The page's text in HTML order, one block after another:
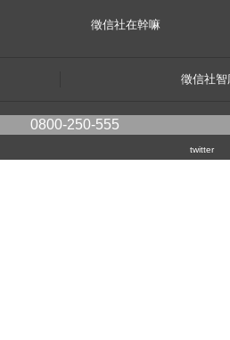
徵信社在幹嘛
徵信社智
0800-250-555
twitter